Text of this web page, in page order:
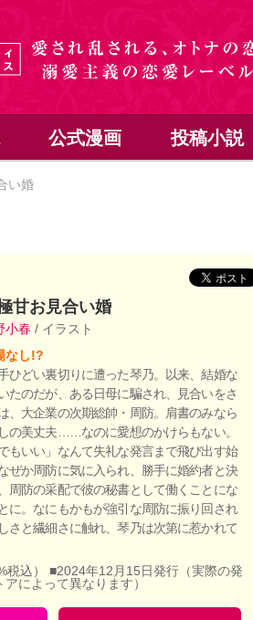
公式漫画 投稿小説
い婚
甘お見合い婚
小春 / イラスト
なし!?
ひどい裏切りに遭った琴乃。以来、結婚な
のだが、ある日母に騙され、見合いをさ
、大企業の次期総帥・周防。肩書のみなら
の美丈夫……なのに愛想のかけらもない。
もいい」なんて失礼な発言まで飛び出す始
ぜか周防に気に入られ、勝手に婚約者と決
周防の采配で彼の秘書として働くことにな
に。なにもかもが強引な周防に振り回され
さと繊細さに触れ、琴乃は次第に惹かれて
税込） ■2024年12月15日発行（実際の発
によって異なります）